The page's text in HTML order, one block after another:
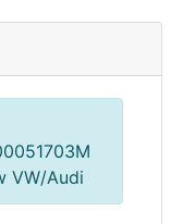
VW/Audi